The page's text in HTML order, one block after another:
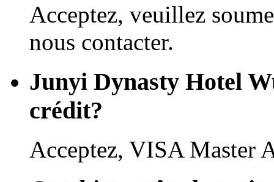
Acceptez, veuillez
nous contacter.
Junyi Dynasty Hotel
crédit?
Acceptez, VISA Master